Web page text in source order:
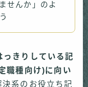
せんか」のよ
きりしている記
職種向け)に向い
系のお役立ち記